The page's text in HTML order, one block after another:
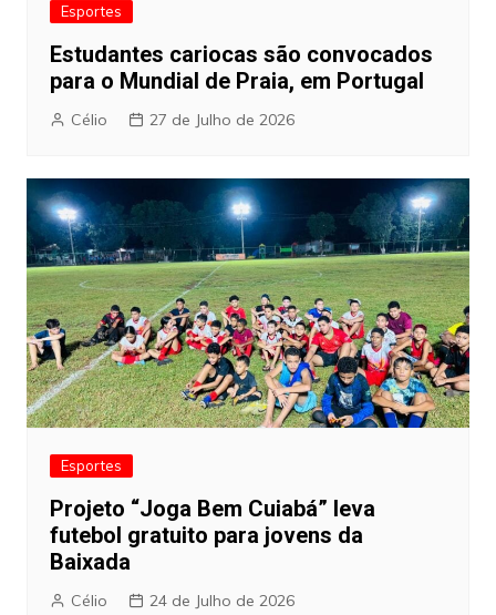
Esportes
Estudantes cariocas são convocados
para o Mundial de Praia, em Portugal
Célio 27 de Julho de 2026
Esportes
Projeto “Joga Bem Cuiabá” leva
futebol gratuito para jovens da
Baixada
Célio 24 de Julho de 2026